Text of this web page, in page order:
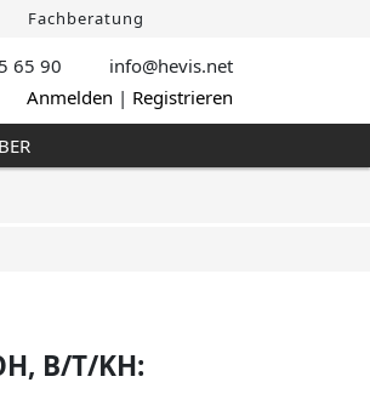
Fachberatung
65 90 info@hevis.net
Anmelden | Registrieren
B/T/KH: